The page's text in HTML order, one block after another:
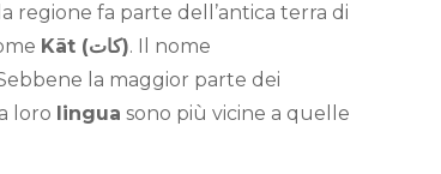
regione fa parte dell’antica terra di
Kāt (کات). Il nome
la maggior parte dei
loro lingua sono più vicine a quelle